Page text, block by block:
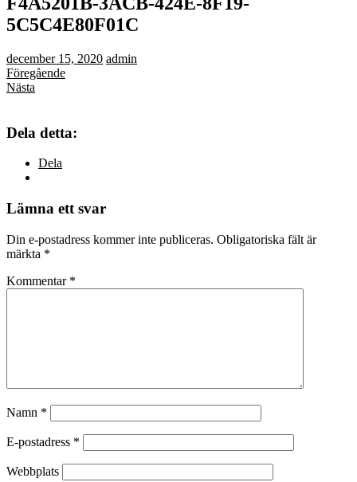
5C5C4E80F01C
december 15, 2020 admin
Föregående
Nästa
Dela detta:
Dela
Lämna ett svar
Din e-postadress kommer inte publiceras. Obligatoriska fält är
märkta *
Kommentar *
Namn *
E-postadress *
Webbplats